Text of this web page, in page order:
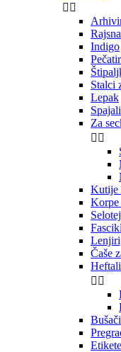
 
Indigo
Stalci
Lepak
Za
 
Kutije
Korpe
Čaše
 
Bušači